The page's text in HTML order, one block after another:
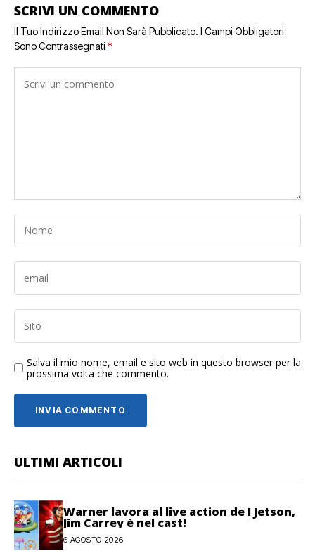
SCRIVI UN COMMENTO
Il Tuo Indirizzo Email Non Sarà Pubblicato. I Campi Obbligatori
Sono Contrassegnati *
Salva il mio nome, email e sito web in questo browser per la
prossima volta che commento.
ULTIMI ARTICOLI
Warner lavora al live action de I Jetson,
Jim Carrey è nel cast!
6 AGOSTO 2026